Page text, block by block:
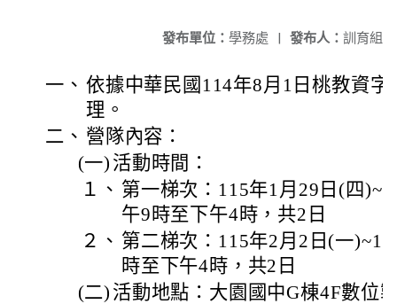
發布人： 訓育組
發布單位： 學務處 |
一、 依據中華民國114年8月1日桃教資字
理。
二、 營隊內容：
(一) 活動時間：
１、 第一梯次：115年1月29日(四
午9時至下午4時，共2日
２、 第二梯次：115年2月2日(一
時至下午4時，共2日
(二) 活動地點：大園國中G棟4F數位